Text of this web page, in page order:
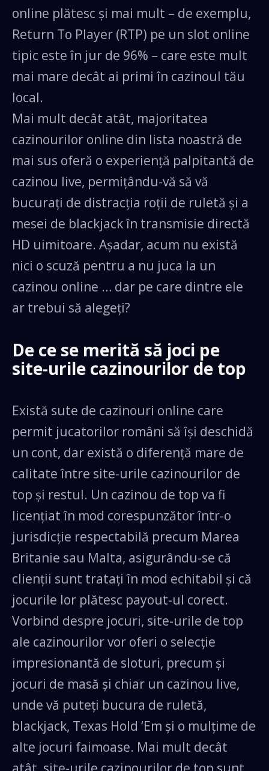
online plătesc și mai mult – de exemplu,
Return To Player (RTP) pe un slot online
tipic este în jur de 96% – care este mult
mai mare decât ai primi în cazinoul tău
local.
Mai mult decât atât, majoritatea
cazinourilor online din lista noastră de
mai sus oferă o experiență palpitantă de
cazinou live, permițându-vă să vă
bucurați de distracția roții de ruletă și a
mesei de blackjack în transmisie directă
HD uimitoare. Așadar, acum nu există
nici o scuză pentru a nu juca la un
cazinou online … dar pe care dintre ele
ar trebui să alegeți?
De ce se merită să joci pe
site-urile cazinourilor de top
Există sute de cazinouri online care
permit jucatorilor români să își deschidă
un cont, dar există o diferență mare de
calitate între site-urile cazinourilor de
top și restul. Un cazinou de top va fi
licențiat în mod corespunzător într-o
jurisdicție respectabilă precum Marea
Britanie sau Malta, asigurându-se că
clienții sunt tratați în mod echitabil și că
jocurile lor plătesc payout-ul corect.
Vorbind despre jocuri, site-urile de top
ale cazinourilor vor oferi o selecție
impresionantă de sloturi, precum și
jocuri de masă și chiar un cazinou live,
unde vă puteți bucura de ruletă,
blackjack, Texas Hold ‘Em și o mulțime de
alte jocuri faimoase. Mai mult decât